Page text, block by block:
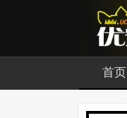
首页